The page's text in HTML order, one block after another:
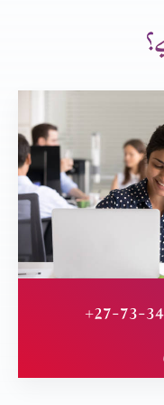
(پارٹ 35)
(پارٹ 34)
(پارٹ 33)
(پارٹ 30)